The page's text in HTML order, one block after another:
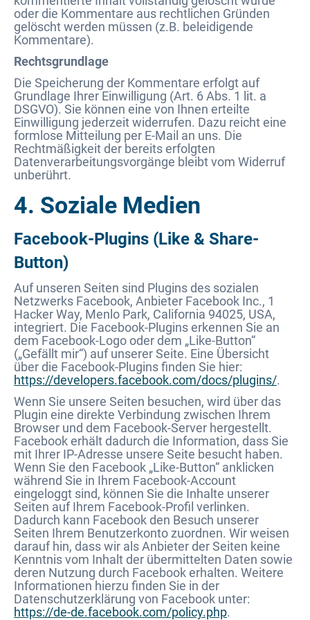
oder die Kommentare aus rechtlichen Gründen
gelöscht werden müssen (z.B. beleidigende
Kommentare).
Rechtsgrundlage
Die Speicherung der Kommentare erfolgt auf
Grundlage Ihrer Einwilligung (Art. 6 Abs. 1 lit. a
DSGVO). Sie können eine von Ihnen erteilte
Einwilligung jederzeit widerrufen. Dazu reicht eine
formlose Mitteilung per E-Mail an uns. Die
Rechtmäßigkeit der bereits erfolgten
Datenverarbeitungsvorgänge bleibt vom Widerruf
unberührt.
4. Soziale Medien
Facebook-Plugins (Like & Share-
Button)
Auf unseren Seiten sind Plugins des sozialen
Netzwerks Facebook, Anbieter Facebook Inc., 1
Hacker Way, Menlo Park, California 94025, USA,
integriert. Die Facebook-Plugins erkennen Sie an
dem Facebook-Logo oder dem „Like-Button“
(„Gefällt mir“) auf unserer Seite. Eine Übersicht
über die Facebook-Plugins finden Sie hier:
https://developers.facebook.com/docs/plugins/.
Wenn Sie unsere Seiten besuchen, wird über das
Plugin eine direkte Verbindung zwischen Ihrem
Browser und dem Facebook-Server hergestellt.
Facebook erhält dadurch die Information, dass Sie
mit Ihrer IP-Adresse unsere Seite besucht haben.
Wenn Sie den Facebook „Like-Button“ anklicken
während Sie in Ihrem Facebook-Account
eingeloggt sind, können Sie die Inhalte unserer
Seiten auf Ihrem Facebook-Profil verlinken.
Dadurch kann Facebook den Besuch unserer
Seiten Ihrem Benutzerkonto zuordnen. Wir weisen
darauf hin, dass wir als Anbieter der Seiten keine
Kenntnis vom Inhalt der übermittelten Daten sowie
deren Nutzung durch Facebook erhalten. Weitere
Informationen hierzu finden Sie in der
Datenschutzerklärung von Facebook unter:
https://de-de.facebook.com/policy.php.